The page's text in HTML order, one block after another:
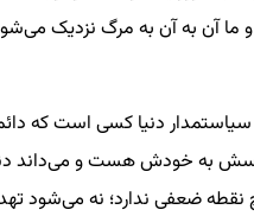
و ما آن به آن به مرگ نزدیک
سیاستمدار دنیا کسی است که
به خودش هست و می‌داند
نقطه ضعفی ندارد؛ نه می‌شود